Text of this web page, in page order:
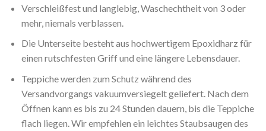
Verschleißfest und langlebig, Waschechtheit von 3 oder
mehr, niemals verblassen.
Die Unterseite besteht aus hochwertigem Epoxidharz für
einen rutschfesten Griff und eine längere Lebensdauer.
Teppiche werden zum Schutz während des
Versandvorgangs vakuumversiegelt geliefert. Nach dem
Öffnen kann es bis zu 24 Stunden dauern, bis die Teppiche
flach liegen. Wir empfehlen ein leichtes Staubsaugen des